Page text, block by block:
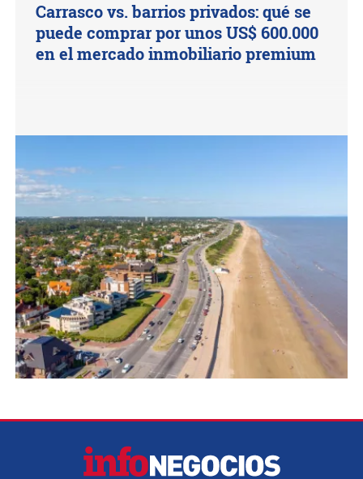
Carrasco vs. barrios privados: qué se
puede comprar por unos US$ 600.000
en el mercado inmobiliario premium